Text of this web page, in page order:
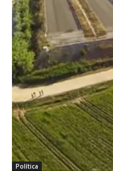
Política